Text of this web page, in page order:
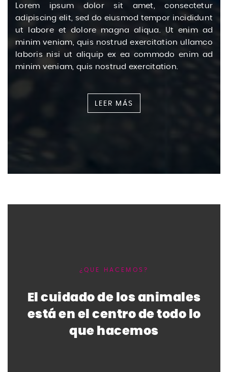
Lorem ipsum dolor sit amet, consectetur
adipiscing elit, sed do eiusmod tempor incididunt
ut labore et dolore magna aliqua. Ut enim ad
minim veniam, quis nostrud exercitation ullamco
laboris nisi ut aliquip ex ea commodo enim ad
minim veniam, quis nostrud exercitation.
LEER MÁS
¿QUE HACEMOS?
El cuidado de los animales
está en el centro de todo lo
que hacemos